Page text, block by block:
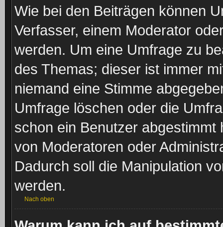
Wie bei den Beiträgen können
Verfasser, einem Moderator
werden. Um eine Umfrage zu
des Themas; dieser ist immer
niemand eine Stimme
Umfrage löschen oder die
schon ein Benutzer
von Moderatoren oder
Dadurch soll die Manipulation
werden.
Nach oben